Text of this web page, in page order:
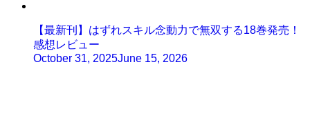
【最新刊】はずれスキル念動力で無双する18巻発売！
感想レビュー
October 31, 2025June 15, 2026